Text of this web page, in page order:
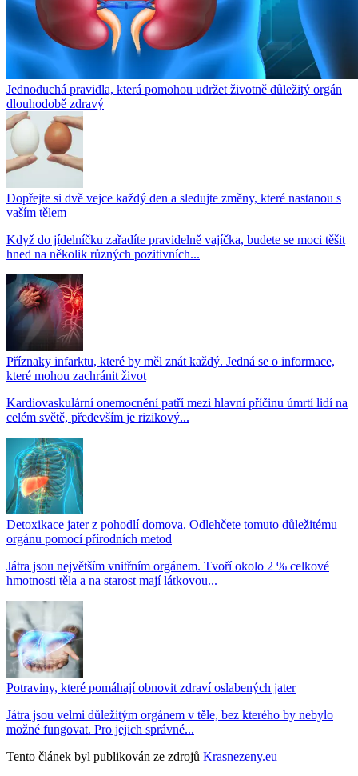
Jednoduchá pravidla, která pomohou udržet životně důležitý orgán
dlouhodobě zdravý
Dopřejte si dvě vejce každý den a sledujte změny, které nastanou s
vaším tělem
Když do jídelníčku zařadíte pravidelně vajíčka, budete se moci těšit
hned na několik různých pozitivních...
Příznaky infarktu, které by měl znát každý. Jedná se o informace,
které mohou zachránit život
Kardiovaskulární onemocnění patří mezi hlavní příčinu úmrtí lidí na
celém světě, především je rizikový...
Detoxikace jater z pohodlí domova. Odlehčete tomuto důležitému
orgánu pomocí přírodních metod
Játra jsou největším vnitřním orgánem. Tvoří okolo 2 % celkové
hmotnosti těla a na starost mají látkovou...
Potraviny, které pomáhají obnovit zdraví oslabených jater
Játra jsou velmi důležitým orgánem v těle, bez kterého by nebylo
možné fungovat. Pro jejich správné...
Tento článek byl publikován ze zdrojů Krasnezeny.eu